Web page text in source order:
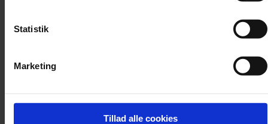
Statistik
Marketing
Tillad alle cookies